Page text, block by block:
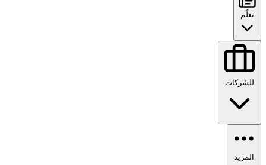
تعلّم
للشركات
المزيد